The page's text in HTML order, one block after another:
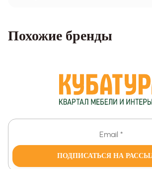
Похожие бренды
ПОДПИСАТЬСЯ НА